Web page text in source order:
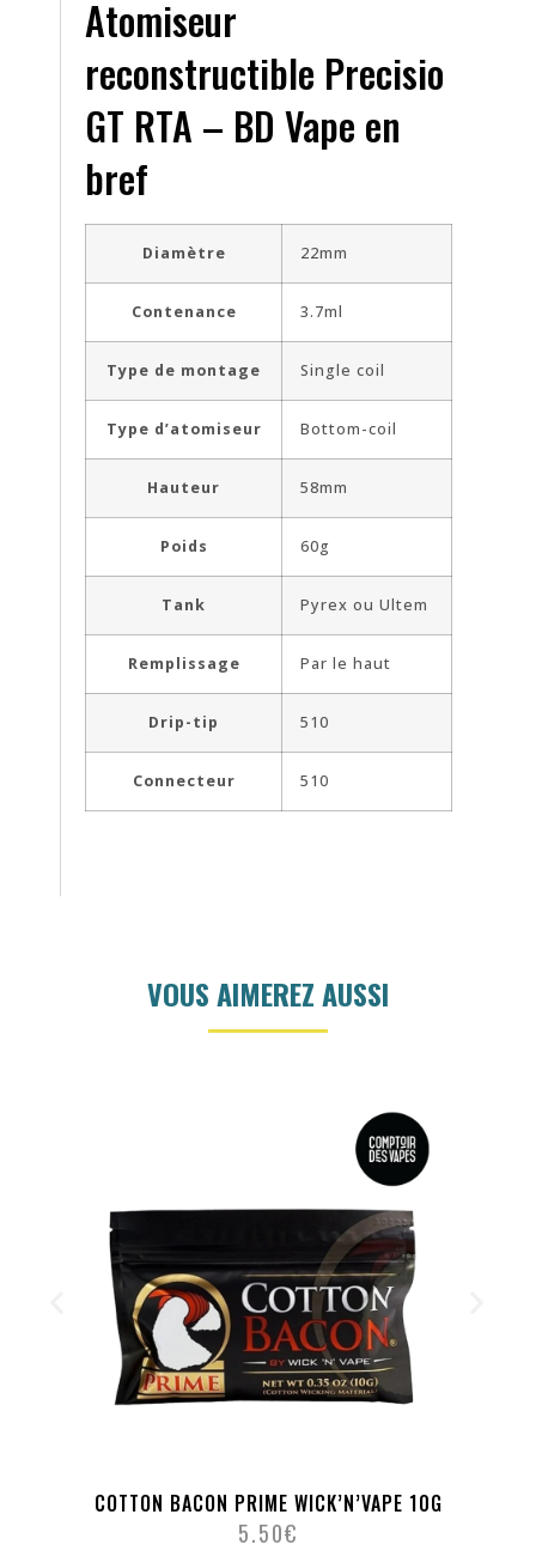
Atomiseur
reconstructible Precisio
GT RTA – BD Vape en
bref
Diamètre 22mm
Contenance 3.7ml
Type de montage Single coil
Type d’atomiseur Bottom-coil
Hauteur 58mm
Poids 60g
Tank Pyrex ou Ultem
Remplissage Par le haut
Drip-tip 510
Connecteur 510
VOUS AIMEREZ AUSSI
COTTON BACON PRIME WICK’N’VAPE 10G
5.50€